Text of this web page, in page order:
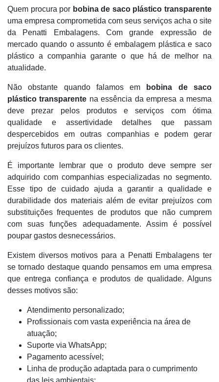
Quem procura por bobina de saco plástico transparente
uma empresa comprometida com seus serviços acha o site
da Penatti Embalagens. Com grande expressão de
mercado quando o assunto é embalagem plástica e saco
plástico a companhia garante o que há de melhor na
atualidade.
Não obstante quando falamos em
bobina de saco
plástico transparente na essência da empresa a mesma
deve prezar pelos produtos e serviços com ótima
qualidade e assertividade detalhes que passam
despercebidos em outras companhias e podem gerar
prejuízos futuros para os clientes.
É importante lembrar que o produto deve sempre ser
adquirido com companhias especializadas no segmento.
Esse tipo de cuidado ajuda a garantir a qualidade e
durabilidade dos materiais além de evitar prejuízos com
substituições frequentes de produtos que não cumprem
com suas funções adequadamente. Assim é possível
poupar gastos desnecessários.
Existem diversos motivos para a Penatti Embalagens ter
se tornado destaque quando pensamos em uma empresa
que entrega confiança e produtos de qualidade. Alguns
desses motivos são:
Atendimento personalizado;
Profissionais com vasta experiência na área de
atuação;
Suporte via WhatsApp;
Pagamento acessível;
Linha de produção adaptada para o cumprimento